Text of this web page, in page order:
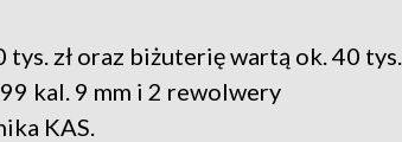
zł oraz biżuterię wartą ok. 40 tys.
kal. 9 mm i 2 rewolwery
KAS.